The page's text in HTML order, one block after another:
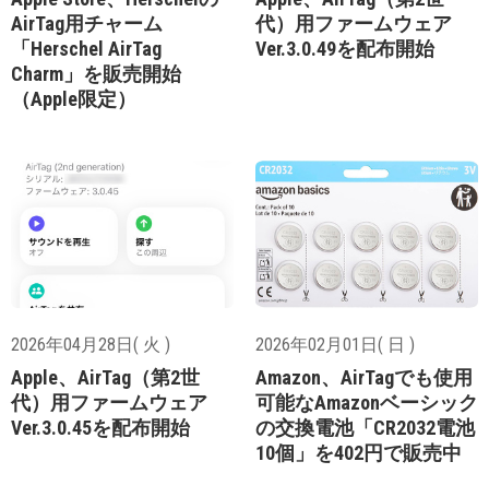
AirTag用チャーム
「Herschel AirTag
Charm」を販売開始
（Apple限定）
代）用ファームウェア
Ver.3.0.49を配布開始
2026年04月28日( 火 )
Apple、AirTag（第2世
代）用ファームウェア
Ver.3.0.45を配布開始
2026年02月01日( 日 )
Amazon、AirTagでも使用
可能なAmazonベーシック
の交換電池「CR2032電池
10個」を402円で販売中